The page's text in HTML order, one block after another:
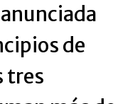
de
tres